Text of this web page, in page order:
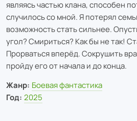
являясь частью клана, способен
случилось со мной. Я потерял
возможность стать сильнее.
угол? Смириться? Как бы не так!
Прорваться вперёд. Сокрушить
пройду его от начала и до конца.
Жанр: Боевая фантастика
Год: 2025